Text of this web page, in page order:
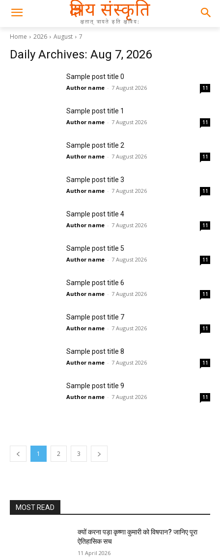
क्षत्रिय संस्कृति
क्षतात् त्रायते इति क्षत्रिय:
Home 2026 August 7
Daily Archives: Aug 7, 2026
Sample post title 0
Author name - 7 August 2026 11
Sample post title 1
Author name - 7 August 2026 11
Sample post title 2
Author name - 7 August 2026 11
Sample post title 3
Author name - 7 August 2026 11
Sample post title 4
Author name - 7 August 2026 11
Sample post title 5
Author name - 7 August 2026 11
Sample post title 6
Author name - 7 August 2026 11
Sample post title 7
Author name - 7 August 2026 11
Sample post title 8
Author name - 7 August 2026 11
Sample post title 9
Author name - 7 August 2026 11
1 2 3
MOST READ
क्यों करना पड़ा कृष्णा कुमारी को विषपान? जानिए पूरा
ऐतिहासिक सच
11 April 2026